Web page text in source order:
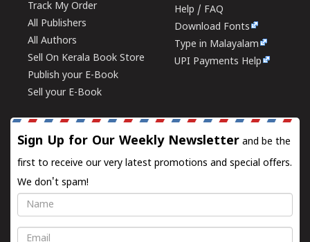
Track My Order
All Publishers
All Authors
Sell On Kerala Book Store
Publish your E-Book
Sell your E-Book
Help / FAQ
Download Fonts
Type in Malayalam
UPI Payments Help
Sign Up for Our Weekly Newsletter and be the
first to receive our very latest promotions and special offers.
We don't spam!
Name
Email